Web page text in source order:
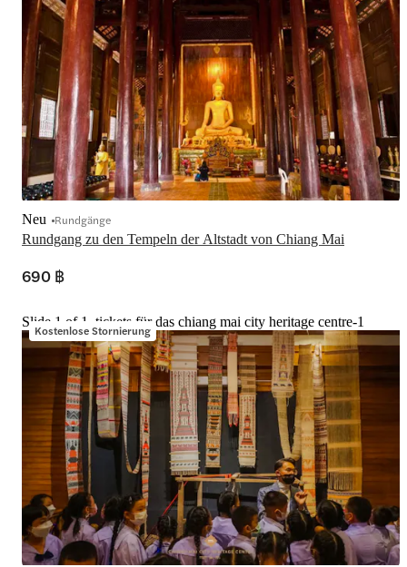
Rundgang zu den Tempeln der Altstadt von Chiang Mai
Neu Rundgänge
690 ฿
Kostenlose Stornierung
Slide 1 of 1, tickets für das chiang mai city heritage centre-1